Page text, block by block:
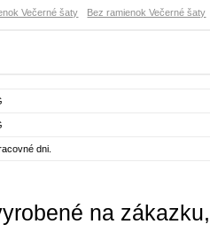
Večerné šaty Bez ramienok Večerné šaty
dni.
na